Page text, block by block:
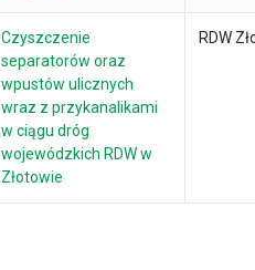
Czyszczenie
separatorów oraz
wpustów ulicznych
wraz z przykanalikami
w ciągu dróg
wojewódzkich RDW w
Złotowie
RDW